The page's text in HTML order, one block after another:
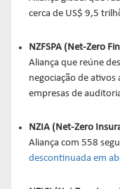
cerca de US$ 9,5
NZFSPA (Net-Zero
Aliança que reúne
negociação de ativos
empresas de
NZIA (Net-Zero
Aliança com 558
descontinuada em